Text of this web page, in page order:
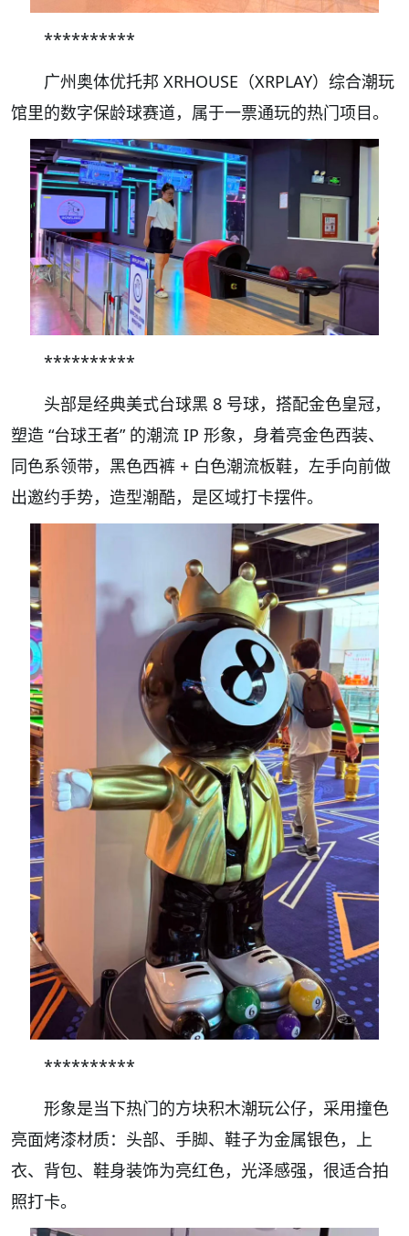
**********
广州奥体优托邦 XRHOUSE（XRPLAY）综合潮玩
馆里的数字保龄球赛道，属于一票通玩的热门项目。
**********
头部是经典美式台球黑 8 号球，搭配金色皇冠，
塑造 “台球王者” 的潮流 IP 形象，身着亮金色西装、
同色系领带，黑色西裤 + 白色潮流板鞋，左手向前做
出邀约手势，造型潮酷，是区域打卡摆件。
**********
形象是当下热门的方块积木潮玩公仔，采用撞色
亮面烤漆材质：头部、手脚、鞋子为金属银色，上
衣、背包、鞋身装饰为亮红色，光泽感强，很适合拍
照打卡。